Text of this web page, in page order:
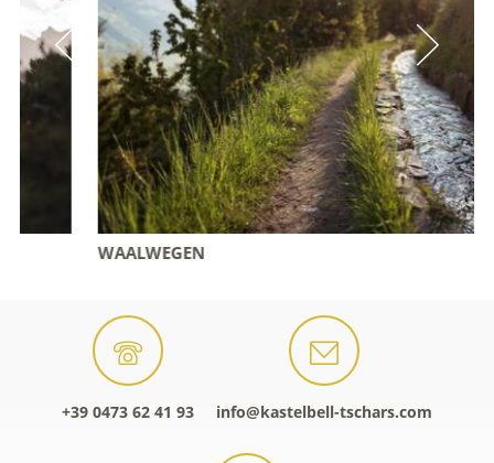
WAALWEGEN
+39 0473 62 41 93 info@kastelbell-tschars.com